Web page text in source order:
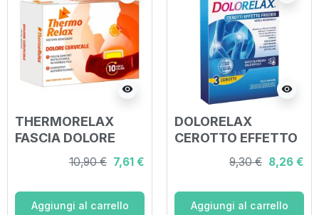
visibility
THERMORELAX
FASCIA DOLORE
CERVICALE+4
DISPOSITIVI
10,90 € 7,61 €
Aggiungi al carrello
visibility
DOLORELAX
CEROTTO EFFETTO
9,30 € 8,26 €
Aggiungi al carrello